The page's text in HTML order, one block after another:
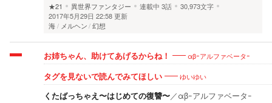
★21
異世界ファンタジー 連載中 3話
30,973文字
2017年5月29日 22:58 更新
海
メルヘン 幻想
お姉ちゃん、助けてあげるからね！ αβｰアルファベータｰ
タグを見ないで読んでみてほしい ゆいゆい
くたばっちゃえ〜はじめての復讐〜／αβｰアルファベータｰ